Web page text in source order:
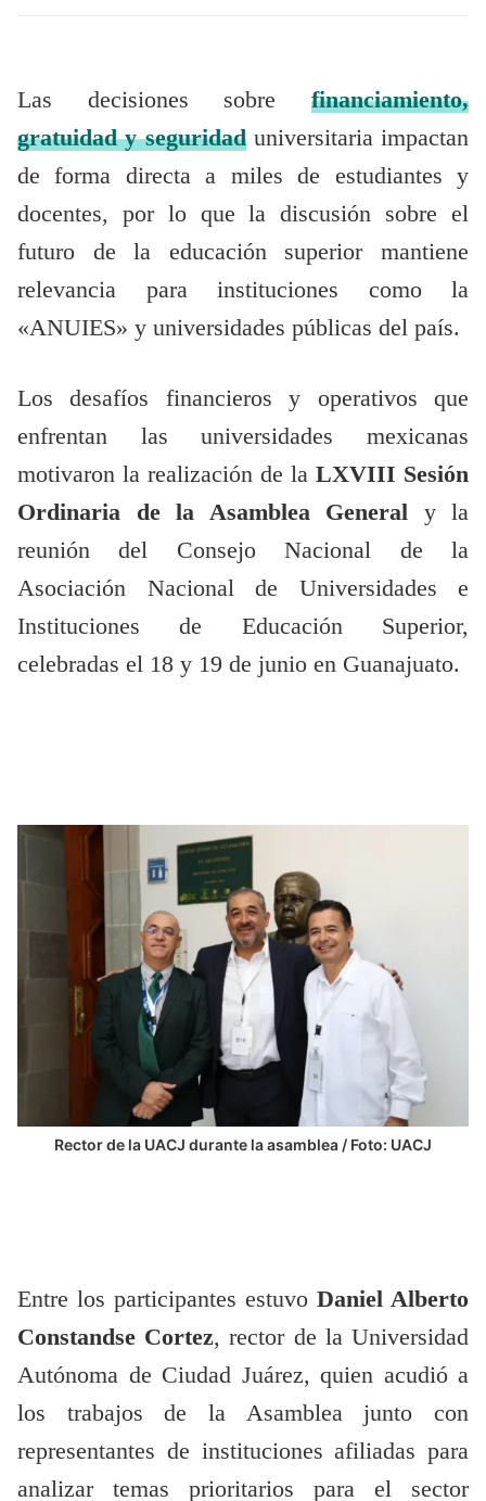
Las decisiones sobre financiamiento,
gratuidad y seguridaduniversitaria impactan
de forma directa a miles de estudiantes y
docentes, por lo que la discusión sobre el
futuro de la educación superior mantiene
relevancia para instituciones como la
«ANUIES» y universidades públicas del país.
Los desafíos financieros y operativos que
enfrentan las universidades mexicanas
motivaron la realización de la LXVIII Sesión
Ordinaria de la Asamblea General y la
reunión del Consejo Nacional de la
Asociación Nacional de Universidades e
Instituciones de Educación Superior,
celebradas el 18 y 19 de junio en Guanajuato.
Rector de la UACJ durante la asamblea / Foto: UACJ
Entre los participantes estuvo Daniel Alberto
Constandse Cortez, rector de la Universidad
Autónoma de Ciudad Juárez, quien acudió a
los trabajos de la Asamblea junto con
representantes de instituciones afiliadas para
analizar temas prioritarios para el sector